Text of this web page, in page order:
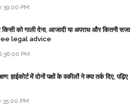
PM
किसी को गाली देना, आजादी या अपराध और कितनी सजा
free legal advice
PM
हाईकोर्ट में दोनों पक्षों के वकीलों ने क्या तर्क दिए, पढ़िए
PM